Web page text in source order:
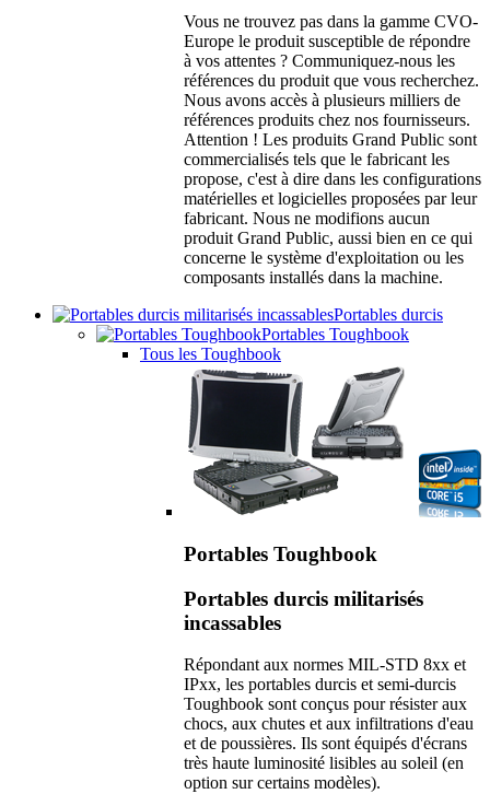
Vous ne trouvez pas dans la gamme CVO-
Europe le produit susceptible de répondre
à vos attentes ? Communiquez-nous les
références du produit que vous recherchez.
Nous avons accès à plusieurs milliers de
références produits chez nos fournisseurs.
Attention ! Les produits Grand Public sont
commercialisés tels que le fabricant les
propose, c'est à dire dans les configurations
matérielles et logicielles proposées par leur
fabricant. Nous ne modifions aucun
produit Grand Public, aussi bien en ce qui
concerne le système d'exploitation ou les
composants installés dans la machine.
Portables durcis
Portables Toughbook
Tous les Toughbook
Portables Toughbook
Portables durcis militarisés
incassables
Répondant aux normes MIL-STD 8xx et
IPxx, les portables durcis et semi-durcis
Toughbook sont conçus pour résister aux
chocs, aux chutes et aux infiltrations d'eau
et de poussières. Ils sont équipés d'écrans
très haute luminosité lisibles au soleil (en
option sur certains modèles).